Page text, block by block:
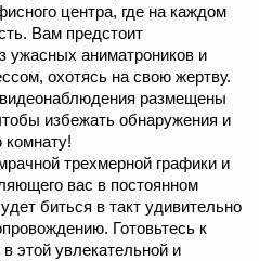
центра, где на каждом
Вам предстоит
ужасных аниматроников и
охотясь на свою жертву.
размещены
избежать обнаружения и
комнату!
трехмерной графики и
вас в постоянном
биться в такт удивительно
Готовьтесь к
этой увлекательной и